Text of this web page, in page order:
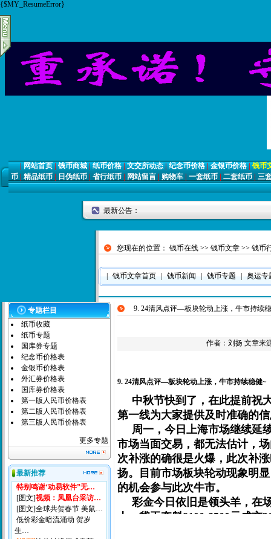
{$MY_ResumeError}
|网站首页|钱币商城|纸币价格|文交所动态|纪念币价格|金银币价格|钱币
币 | 精品纸币 | 日伪纸币 | 省行纸币 | 网站留言 | 购物车 | 一套纸币 | 二套纸币 | 三
最新公告：
您现在的位置： 钱币在线 >> 钱币文章 >> 钱币
| 钱币文章首页 | 钱币新闻 | 钱币专题 | 奥运专
专题栏目
纸币收藏
纸币专题
国库券专题
纪念币价格表
金银币价格表
外汇券价格表
国库券价格表
第一版人民币价格表
第二版人民币价格表
第三版人民币价格表
更多专题
最新推荐
特别鸣谢‘动易软件”无…
[图文]视频：凤凰台采访…
[图文]全球共贺春节 美鼠…
低价彩金暗流涌动 贺岁
生…
9. 24清风点评—板块轮动上涨，牛市持续
作者： 刘扬 文章来
9. 24清风点评—板块轮动上涨，牛市持续稳健~
中秋节快到了，在此提前祝
第一线为大家提供及时准确的
周一，今日上海市场继续延
市场当面交易，都无法估计，
次补涨的确很是火爆，此次补
扬。目前市场板块轮动现象明
的机会参与此次牛市。
彩金今日依旧是领头羊，在
人。黛玉夺魁8100-8500元成